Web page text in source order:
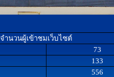
จำนวนผู้เข้าชมเว็บไซต์
73
133
556